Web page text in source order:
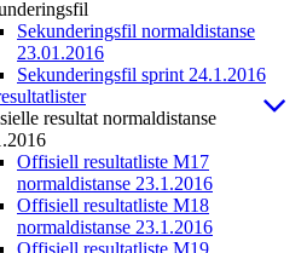
Sekunderingsfil normaldistanse
23.01.2016
Sekunderingsfil sprint 24.1.2016
resultat normaldistanse
Offisiell resultatliste M17
normaldistanse 23.1.2016
Offisiell resultatliste M18
normaldistanse 23.1.2016
Offisiell resultatliste M19